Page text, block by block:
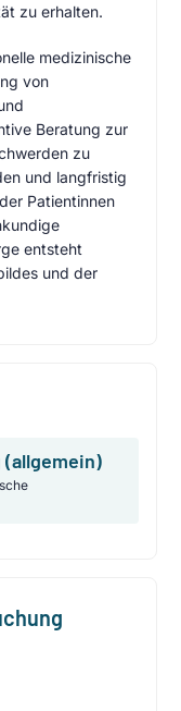
zu erhalten.
medizinische
von
Beratung zur
zu
und langfristig
Patientinnen
entsteht
und der
(allgemein)